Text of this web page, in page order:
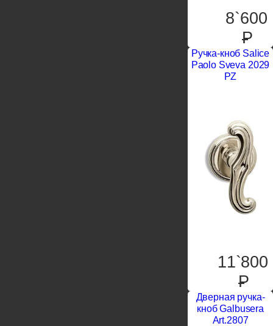
8`600
P
Ручка-кноб Salice
Paolo Sveva 2029
PZ
11`800
P
Дверная ручка-
кноб Galbusera
Art.2807